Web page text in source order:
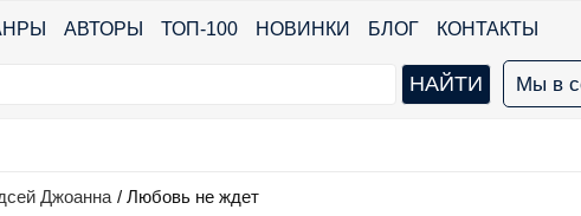
АВТОРЫ ТОП-100 НОВИНКИ БЛОГ КОНТАКТЫ
Мы в
Джоанна / Любовь не ждет